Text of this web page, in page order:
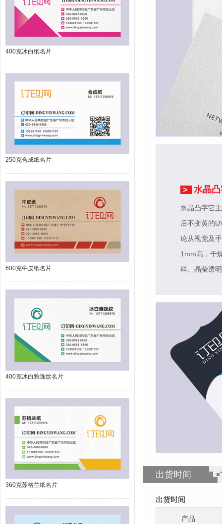
400克冰白纸名片
250克合成纸名片
600克牛皮纸名片
400克冰白雅逸纹名片
360克苏格兰纸名片
> 水晶
水晶凸字它
后不变黄的
论从视觉及
1mm高，干
样、晶莹透
出货时间
出货时间
产品